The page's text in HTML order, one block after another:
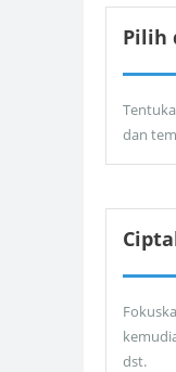
Pilih
dan
dst.